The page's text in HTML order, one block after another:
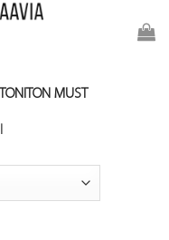
TONITON MUST